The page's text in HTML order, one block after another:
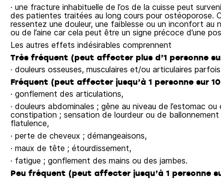
· une fracture inhabituelle de l’os de la cuisse peut
des patientes traitées au long cours pour ostéoporose.
ressentez une douleur, une faiblesse ou un inconfort au
ou de l’aine car cela peut être un signe précoce d’une
Les autres effets indésirables comprennent
Très fréquent (peut affecter plus d’1 personne
· douleurs osseuses, musculaires et/ou articulaires
Fréquent (peut affecter jusqu’à 1 personne sur
· gonflement des articulations,
· douleurs abdominales ; gêne au niveau de l’estomac
constipation ; sensation de lourdeur ou de ballonnement
flatulence,
· perte de cheveux ; démangeaisons,
· maux de tête ; étourdissement,
· fatigue ; gonflement des mains ou des jambes.
Peu fréquent (peut affecter jusqu’à 1 personne